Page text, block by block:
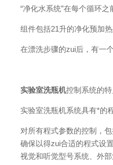
“净化水系统”在每个循环
组件包括21升的净化预加
在漂洗步骤的zui后，有一
实验室洗瓶机控制系统的特
实验室洗瓶机系统具有*的
对所有程式参数的控制，
确保以得zui合适的程式设
视觉和听觉型号系统、外